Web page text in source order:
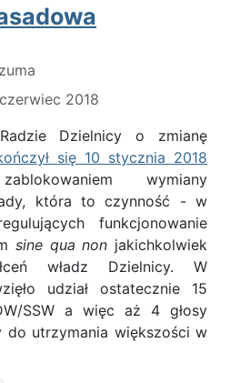
2018
Dzielnicy o zmianę
się 10 stycznia 2018
wymiany
która to czynność - w
funkcjonowanie
sine qua non jakichkolwiek
władz Dzielnicy. W
udział ostatecznie 15
SSW a więc aż 4 głosy
do utrzymania większości w